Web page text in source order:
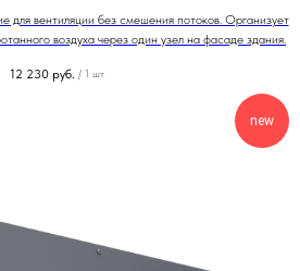
для вентиляции без смешения потоков. Организует
воздуха через один узел на фасаде здания.
12 230 руб. / 1 шт
new